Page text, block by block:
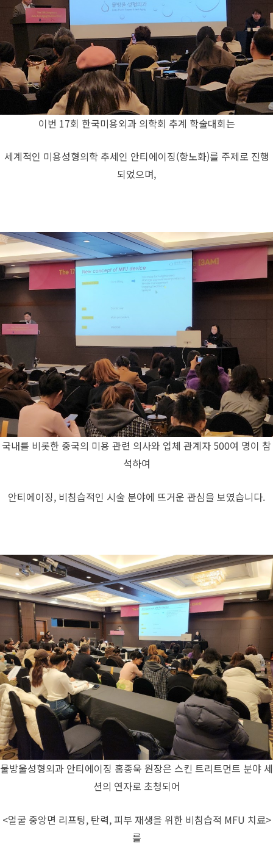
이번 17회 한국미용외과 의학회 추계 학술대회는
세계적인 미용성형의학 추세인 안티에이징(항노화)를 주제로 진행
되었으며,
국내를 비롯한 중국의 미용 관련 의사와 업체 관계자 500여 명이 참
석하여
안티에이징, 비침습적인 시술 분야에 뜨거운 관심을 보였습니다.
물방울성형외과 안티에이징 홍종욱 원장은 스킨 트리트먼트 분야 세
션의 연자로 초청되어
<얼굴 중앙면 리프팅, 탄력, 피부 재생을 위한 비침습적 MFU 치료>
를